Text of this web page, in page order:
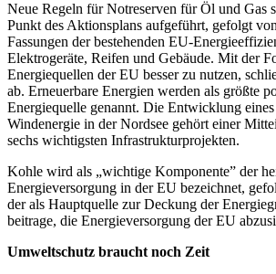
Neue Regeln für Notreserven für Öl und Gas
Punkt des Aktionsplans aufgeführt, gefolgt
Fassungen der bestehenden EU-
Elektrogeräte, Reifen und Gebäude. Mit der
Energiequellen der EU besser zu nutzen,
ab. Erneuerbare Energien werden als größte
Energiequelle genannt. Die Entwicklung
Windenergie in der Nordsee gehört einer
sechs wichtigsten Infrastrukturprojekten.
Kohle wird als „wichtige Komponente” der
Energieversorgung in der EU bezeichnet,
der als Hauptquelle zur Deckung der
beitrage, die Energieversorgung der EU
Umweltschutz braucht noch Zeit